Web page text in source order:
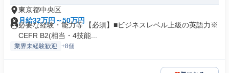
東京都中央区
月給32万円～50万円
必要な経験・能力等 【必須】■ビジネスレベル上級の英語力※
CEFR B2(相当・4技能...
業界未経験歓迎 +8個